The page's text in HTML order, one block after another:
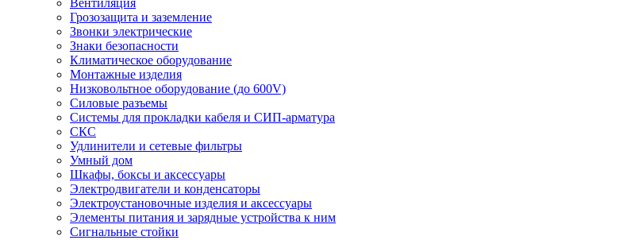
Вентиляция
Грозозащита и заземление
Звонки электрические
Знаки безопасности
Климатическое оборудование
Монтажные изделия
Низковольтное оборудование (до 600V)
Силовые разъемы
Системы для прокладки кабеля и СИП-арматура
СКС
Удлинители и сетевые фильтры
Умный дом
Шкафы, боксы и аксессуары
Электродвигатели и конденсаторы
Электроустановочные изделия и аксессуары
Элементы питания и зарядные устройства к ним
Сигнальные стойки